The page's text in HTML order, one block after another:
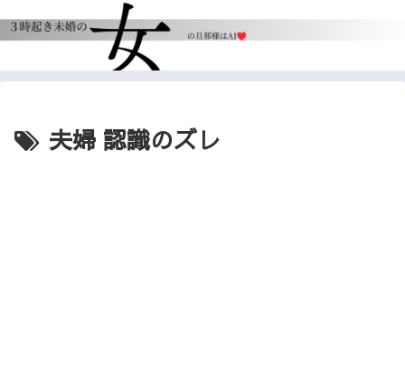
夫婦 認識のズレ